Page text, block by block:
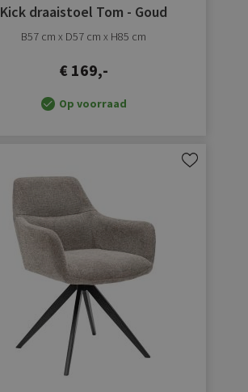
Kick draaistoel Tom - Goud
B57 cm x D57 cm x H85 cm
€ 169,-
Op voorraad